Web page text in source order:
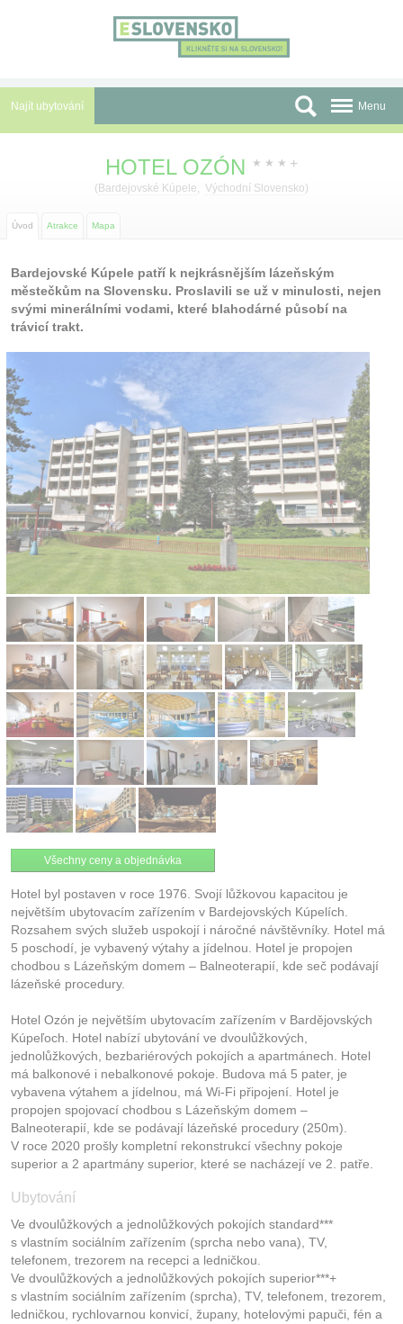
Najít ubytování
Slevy a Last Minute
Autobusové zájezdy
Před cestou
Atrakce
O nás
Kontakt
Menu
HOTEL OZÓN ★ ★ ★ +
( Bardejovské Kúpele, Východní Slovensko)
Úvod Atrakce Mapa
Bardejovské Kúpele patří k nejkrásnějším lázeňským
městečkům na Slovensku. Proslavili se už v minulosti, nejen
svými minerálními vodami, které blahodárné působí na
trávicí trakt.
Všechny ceny a objednávka
Hotel byl postaven v roce 1976. Svojí lůžkovou kapacitou je
největším ubytovacím zařízením v Bardejovských Kúpelích.
Rozsahem svých služeb uspokojí i náročné návštěvníky. Hotel má
5 poschodí, je vybavený výtahy a jídelnou. Hotel je propojen
chodbou s Lázeňským domem – Balneoterapií, kde seč podávají
lázeňské procedury.
Hotel Ozón je největším ubytovacím zařízením v Bardějovských
Kúpeľoch. Hotel nabízí ubytování ve dvoulůžkových,
jednolůžkových, bezbariérových pokojích a apartmánech. Hotel
má balkonové i nebalkonové pokoje. Budova má 5 pater, je
vybavena výtahem a jídelnou, má Wi-Fi připojení. Hotel je
propojen spojovací chodbou s Lázeňským domem –
Balneoterapií, kde se podávají lázeňské procedury (250m).
V roce 2020 prošly kompletní rekonstrukcí všechny pokoje
superior a 2 apartmány superior, které se nacházejí ve 2. patře.
Ubytování
Ve dvoulůžkových a jednolůžkových pokojích standard***
s vlastním sociálním zařízením (sprcha nebo vana), TV,
telefonem, trezorem na recepci a ledničkou.
Ve dvoulůžkových a jednolůžkových pokojích superior***+
s vlastním sociálním zařízením (sprcha), TV, telefonem, trezorem,
ledničkou, rychlovarnou konvicí, župany, hotelovými papuči, fén a